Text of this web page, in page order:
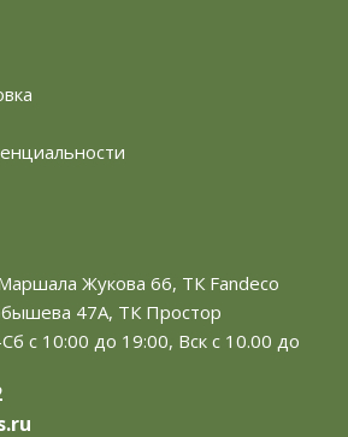
Жукова 66, ТК Fandeco
47А, ТК Простор
с 10:00 до 19:00, Вск с 10.00 до